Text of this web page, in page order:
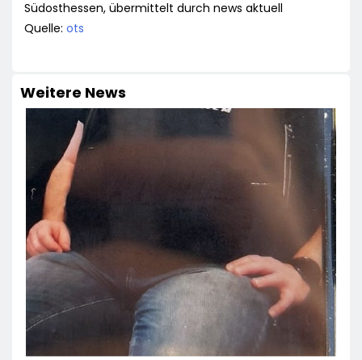
Südosthessen, übermittelt durch news aktuell
Quelle: ots
Weitere News